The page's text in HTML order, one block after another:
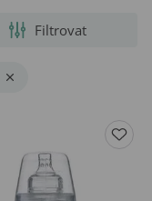
Filtrovat